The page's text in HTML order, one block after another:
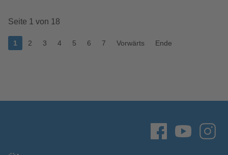
Seite 1 von 18
1 2 3 4 5 6 7 Vorwärts Ende